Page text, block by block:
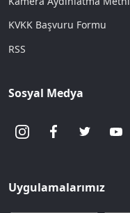
KVKK Başvuru Formu
RSS
Sosyal Medya
Uygulamalarımız